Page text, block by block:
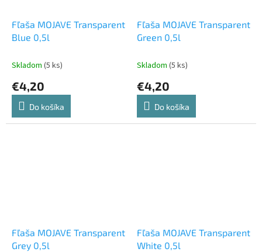
Fľaša MOJAVE Transparent
Blue 0,5l
Skladom (5 ks)
€4,20
Do košíka
Fľaša MOJAVE Transparent
Green 0,5l
Skladom (5 ks)
€4,20
Do košíka
Fľaša MOJAVE Transparent
Grey 0,5l
Fľaša MOJAVE Transparent
White 0,5l